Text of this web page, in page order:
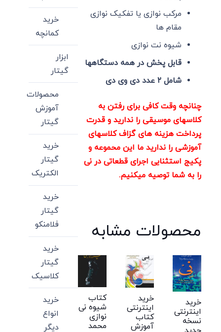
مرکب نوازی یا تفکیک نوازی
مقام ها
شیوه نت نوازی
قابل پخش در همه دستگاهها
شامل ۲ عدد دی وی دی
چنانچه وقت کافی برای رفتن به
کلاسهای موسیقی را ندارید و قدرت
پرداخت هزینه های گزاف کلاسهای
آموزشی را ندارید ما این محموعه و
پکیج استثنایی اجرای قطعاتی در نی
را به شما توصیه میکنیم.
محصولات مشابه
خرید
اینترنتی
نسخه
خرید
اینترنتی
کتاب
آموزش
کتاب
شیوه نی
نوازی
محمد
خرید
کمانچه
ابزار
گیتار
محصولات
آموزش
گیتار
خرید
گیتار
الکتریک
خرید
گیتار
فلامنکو
خرید
گیتار
کلاسیک
خرید
انواع
دیگر